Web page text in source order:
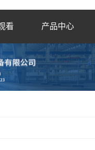
看 产品中心